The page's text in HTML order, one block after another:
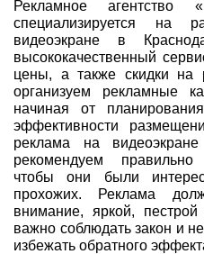
Рекламное агентство
специализируется на
видеоэкране в
высококачественный
цены, а также скидки
организуем рекламные
начиная от
эффективности
реклама на
рекомендуем правильно
чтобы они были
прохожих. Реклама
внимание, яркой,
важно соблюдать закон и
избежать обратного